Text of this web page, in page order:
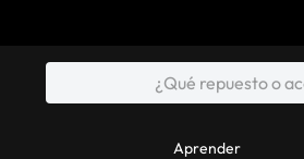
Aprender